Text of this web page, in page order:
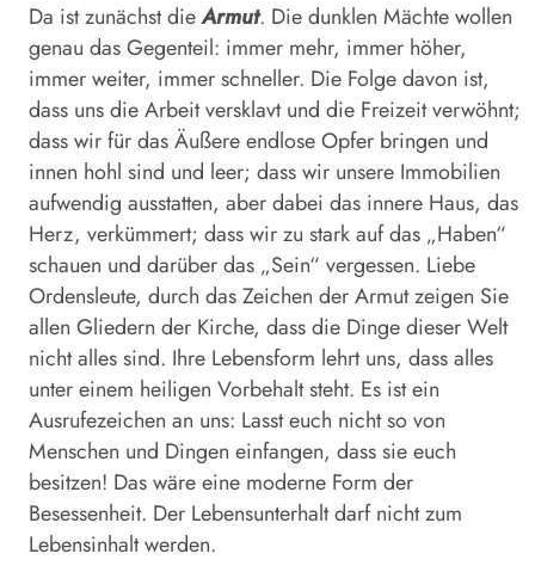
Da ist zunächst dieArmut. Die dunklen Mächte wollen
genau das Gegenteil: immer mehr, immer höher,
immer weiter, immer schneller. Die Folge davon ist,
dass uns die Arbeit versklavt und die Freizeit verwöhnt;
dass wir für das Äußere endlose Opfer bringen und
innen hohl sind und leer; dass wir unsere Immobilien
aufwendig ausstatten, aber dabei das innere Haus, das
Herz, verkümmert; dass wir zu stark auf das „Haben“
schauen und darüber das „Sein“ vergessen. Liebe
Ordensleute, durch das Zeichen der Armut zeigen Sie
allen Gliedern der Kirche, dass die Dinge dieser Welt
nicht alles sind. Ihre Lebensform lehrt uns, dass alles
unter einem heiligen Vorbehalt steht. Es ist ein
Ausrufezeichen an uns: Lasst euch nicht so von
Menschen und Dingen einfangen, dass sie euch
besitzen! Das wäre eine moderne Form der
Besessenheit. Der Lebensunterhalt darf nicht zum
Lebensinhalt werden.